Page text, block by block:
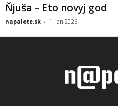
Ňjuša – Eto novyj god
napalete.sk - 1. jan 2026